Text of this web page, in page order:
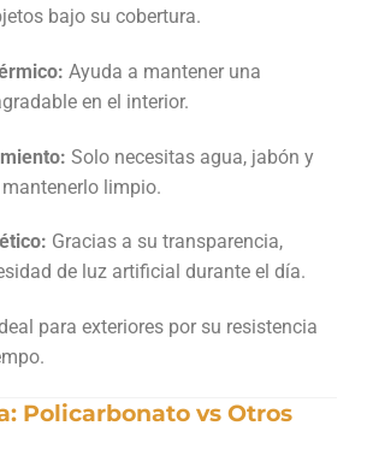
bajo su cobertura.
Ayuda a mantener una
en el interior.
Solo necesitas agua, jabón y
limpio.
Gracias a su transparencia,
de luz artificial durante el día.
para exteriores por su resistencia
Policarbonato vs Otros